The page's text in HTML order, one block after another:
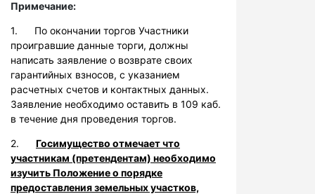
Примечание:
1. По окончании торгов Участники
проигравшие данные торги, должны
написать заявление о возврате своих
гарантийных взносов, с указанием
расчетных счетов и контактных данных.
Заявление необходимо оставить в 109 каб.
в течение дня проведения торгов.
2. Госимущество отмечает что
участникам (претендентам) необходимо
изучить Положение о порядке
предоставления земельных участков,